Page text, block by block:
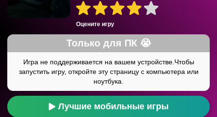
Оцените игру
Лучшие мобильные игры